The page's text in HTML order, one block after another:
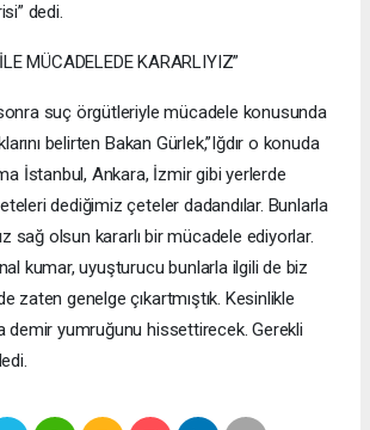
dedi.
MÜCADELEDE KARARLIYIZ”
suç örgütleriyle mücadele konusunda
belirten Bakan Gürlek,”Iğdır o konuda
İstanbul, Ankara, İzmir gibi yerlerde
dediğimiz çeteler dadandılar. Bunlarla
sağ olsun kararlı bir mücadele ediyorlar.
kumar, uyuşturucu bunlarla ilgili de biz
zaten genelge çıkartmıştık. Kesinlikle
demir yumruğunu hissettirecek. Gerekli